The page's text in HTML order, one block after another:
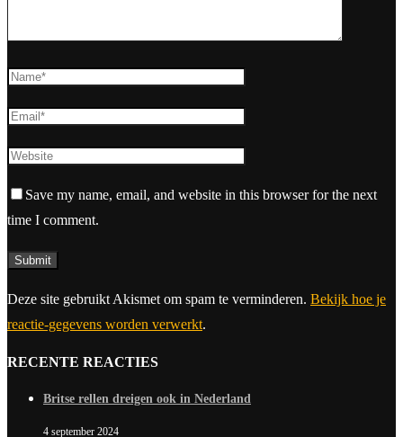
Save my name, email, and website in this browser for the next
time I comment.
Deze site gebruikt Akismet om spam te verminderen. Bekijk hoe je
reactie-gegevens worden verwerkt.
RECENTE REACTIES
Britse rellen dreigen ook in Nederland
4 september 2024